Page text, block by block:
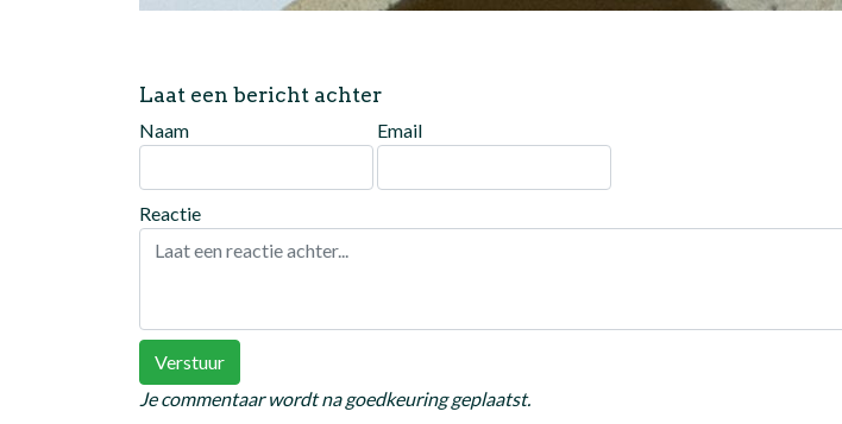
Laat een bericht achter
Naam Email
Reactie
Verstuur
Je commentaar wordt na goedkeuring geplaatst.